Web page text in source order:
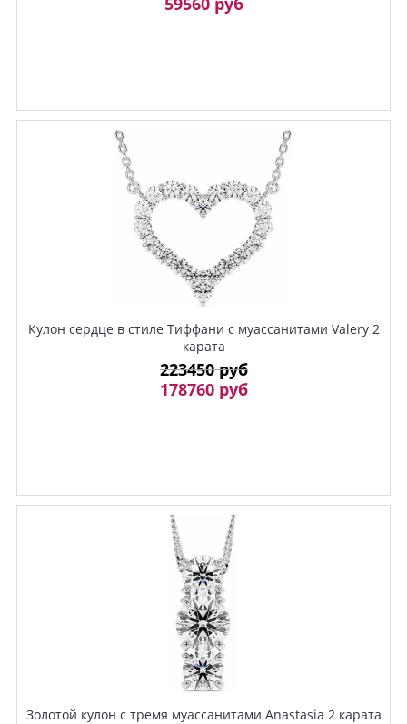
Кулон сердце в стиле Тиффани с муассанитами Valery 2
карата
223450 руб
178760 руб
Золотой кулон с тремя муассанитами Anastasia 2 карата